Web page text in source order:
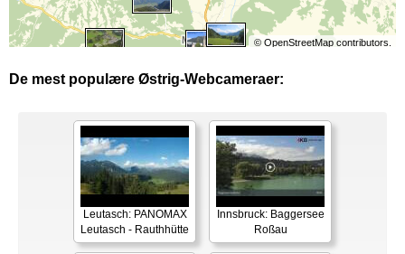
© OpenStreetMapcontributors.
De mest populære Østrig-Webcameraer:
Leutasch: PANOMAX
Leutasch - Rauthhütte
Innsbruck: Baggersee
Roßau